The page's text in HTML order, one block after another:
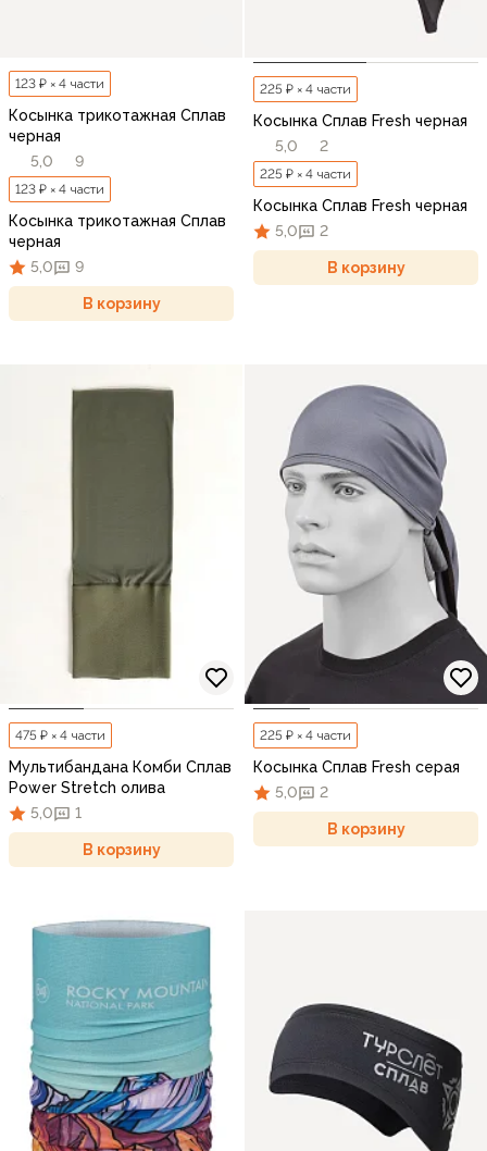
123 ₽ × 4 части
Косынка трикотажная Сплав
черная
5,0
9
123 ₽ × 4 части
Косынка трикотажная Сплав
черная
5,0
9
В корзину
225 ₽ × 4 части
Косынка Сплав Fresh черная
5,0
2
225 ₽ × 4 части
Косынка Сплав Fresh черная
5,0
2
В корзину
475 ₽ × 4 части
Мультибандана Комби Сплав
Power Stretch олива
5,0
1
В корзину
225 ₽ × 4 части
Косынка Сплав Fresh серая
5,0
2
В корзину